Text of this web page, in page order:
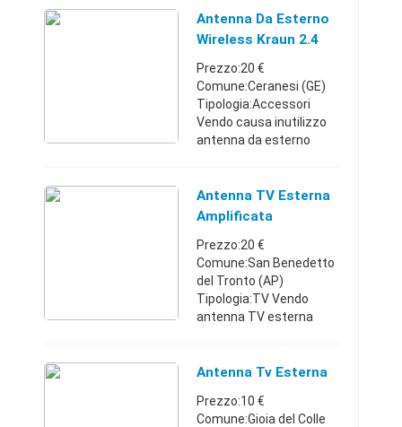
Piemonte349006310015
€
Antenna Da Esterno
Wireless Kraun 2.4
Ghz
Prezzo:20 €
Comune:Ceranesi (GE)
Tipologia:Accessori
Vendo causa inutilizzo
antenna da esterno
utilizzata,eventuale
spese di spedizione a
Liguri ...
Antenna TV Esterna
Amplificata
Prezzo:20 €
Comune:San Benedetto
del Tronto (AP)
Tipologia:TV Vendo
antenna TV esterna
funzionante Ottima per
Marche339240787020 €
Antenna Tv Esterna
Prezzo:10 €
Comune:Gioia del Colle